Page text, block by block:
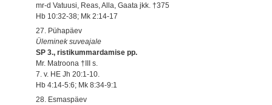
mr-d Vatuusi, Reas, Alla, Gaata jkk. †375
Hb 10:32-38; Mk 2:14-17
27. Pühapäev
Üleminek suveajale
SP 3., ristikummardamise pp.
Mr. Matroona †III s.
7. v. HE Jh 20:1-10.
Hb 4:14-5:6; Mk 8:34-9:1
28. Esmaspäev